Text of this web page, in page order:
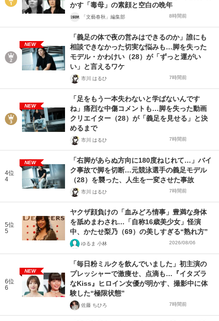
かす「毒母」の素顔と空白の晩年
「文藝春秋」編集部 8時間前
NEW
「義足の体で夜の営みはできるのか」誰にも
相談できなかった切実な悩みも…脚を失った
モデル・かわけい（28）が「ずっと運がい
い」と言えるワケ
市川 はるひ 7時間前
NEW
「足をもう一本失わないと学ばないんです
ね」痛烈な中傷コメントも…脚を失った動画
クリエイター（28）が「義足を見せる」と決
めるまで
市川 はるひ 7時間前
4位
4
NEW
「右脚があらぬ方向に180度ねじれて…」バイ
ク事故で脚を切断…元競泳選手の義足モデル
（28）を襲った、人生を一変させた事故
市川 はるひ 7時間前
5位
5
ヤクザ顔負けの「血みどろ情事」豊満な身体
を舐めまわされ…「自称16歳美少女」怪演
中、かたせ梨乃（69）の美しすぎる“熟れ方”
ゆるま 小林 2026/08/06
6位
6
NEW
「毎日粉ミルクを飲んでいました」初主演の
プレッシャーで激痩せ、点滴も…『イタズラ
なKiss』ヒロイン女優が明かす、撮影中に体
験した“極限状態”
佐藤 ちひろ 7時間前